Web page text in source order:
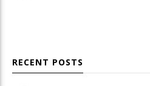
RECENT POSTS